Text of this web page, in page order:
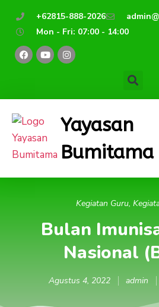
+62815-888-2026
Mon - Fri: 07:00 - 14:00
F
a
c
o
Y
o
u
e
I
n
s
r
m
Yayasan
Bumitama
Kegiatan Guru,
Bulan
Nasional
Agustus 4, 2022 admin